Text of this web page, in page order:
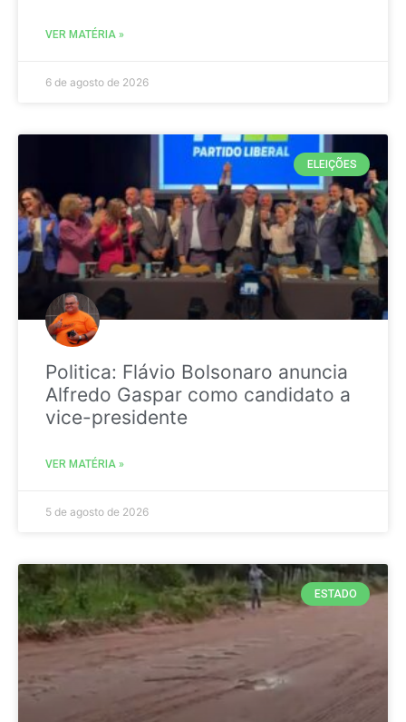
VER MATÉRIA »
6 de agosto de 2026
ELEIÇÕES
Politica: Flávio Bolsonaro anuncia
Alfredo Gaspar como candidato a
vice-presidente
VER MATÉRIA »
5 de agosto de 2026
ESTADO